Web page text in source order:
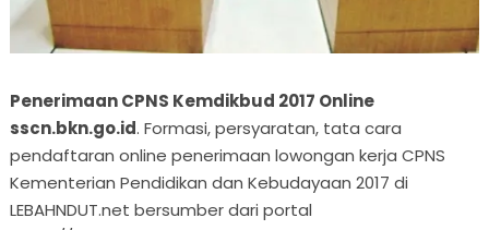
Penerimaan CPNS Kemdikbud 2017 Online
sscn.bkn.go.id. Formasi, persyaratan, tata cara
pendaftaran online penerimaan lowongan kerja CPNS
Kementerian Pendidikan dan Kebudayaan 2017 di
LEBAHNDUT.net bersumber dari portal